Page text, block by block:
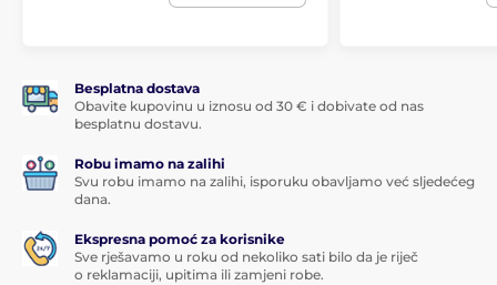
Besplatna dostava
Obavite kupovinu u iznosu od 30 € i dobivate od nas
besplatnu dostavu.
Robu imamo na zalihi
Svu robu imamo na zalihi, isporuku obavljamo već sljedećeg
dana.
Ekspresna pomoć za korisnike
Sve rješavamo u roku od nekoliko sati bilo da je riječ
o reklamaciji, upitima ili zamjeni robe.